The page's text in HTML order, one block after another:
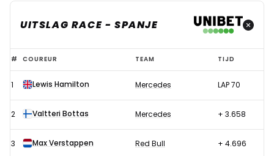
UITSLAG RACE - SPANJE
Verstappen
rekent
af
met
en
# COUREUR TEAM TIJD
1 Lewis Hamilton Mercedes LAP 70
2 Valtteri Bottas Mercedes + 3.658
3 Max Verstappen Red Bull + 4.696